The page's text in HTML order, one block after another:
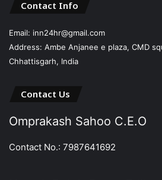
Contact Info
Email: inn24hr@gmail.com
Address: Ambe Anjanee e plaza, CMD
Chhattisgarh, India
Contact Us
Omprakash Sahoo C.E.O
Contact No.: 7987641692